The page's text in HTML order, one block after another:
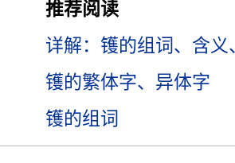
推荐阅读
详解：镬的组词、含义
镬的繁体字、异体字
镬的组词